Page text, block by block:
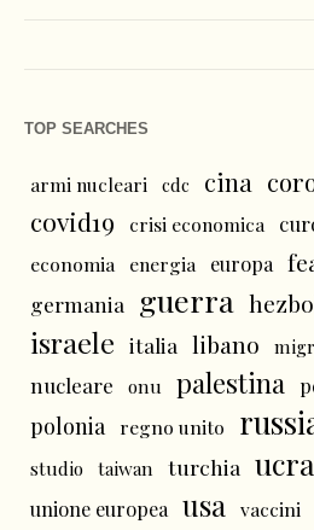
TOP SEARCHES
armi nucleari cdc cina
covid19 crisi economica
economia energia europa
germania guerra
israele italia libano
nucleare onu palestina
polonia regno unito
studio taiwan turchia
unione europea usa vaccini